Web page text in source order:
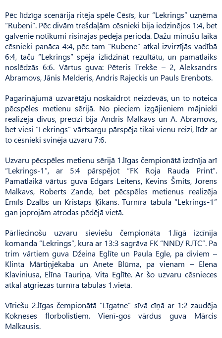
Pēc līdzīga scenārija ritēja spēle Cēsīs, kur “Lekrings” uzņēma
“Rubeni”. Pēc divām trešdaļām cēsnieki bija iedzinējos 1:4, bet
galvenie notikumi risinājās pēdējā periodā. Dažu minūšu laikā
cēsnieki panāca 4:4, pēc tam “Rubene” atkal izvirzījās vadībā
6:4, taču “Lekrings” spēja izlīdzināt rezultātu, un pamatlaiks
noslēdzās 6:6. Vārtus guva: Pēteris Trekše – 2, Aleksandrs
Abramovs, Jānis Melderis, Andris Rajeckis un Pauls Erenbots.
Pagarinājumā uzvarētāju noskaidrot neizdevās, un to noteica
pēcspēles metienu sērijā. No pieciem izgājieniem mājnieki
realizēja divus, precīzi bija Andris Malkavs un A. Abramovs,
bet viesi “Lekrings” vārtsargu pārspēja tikai vienu reizi, līdz ar
to cēsnieki svinēja uzvaru 7:6.
Uzvaru pēcspēles metienu sērijā 1.līgas čempionātā izcīnīja arī
“Lekrings-1”, ar 5:4 pārspējot “FK Roja Rauda Print”.
Pamatlaikā vārtus guva Edgars Leitens, Kevins Šmits, Jorens
Malkavs, Roberts Zande, bet pēcspēles metienus realizēja
Emīls Dzalbs un Kristaps Ķikāns. Turnīra tabulā “Lekrings-1”
gan joprojām atrodas pēdējā vietā.
Pārliecinošu uzvaru sieviešu čempionāta 1.līgā izcīnīja
komanda “Lekrings”, kura ar 13:3 sagrāva FK “NND/ RJTC”. Pa
trim vārtiem guva Džeina Eglīte un Paula Egle, pa diviem –
Klinta Mārtiņjēkaba un Anete Blūma, pa vienam – Elena
Klaviniusa, Elīna Tauriņa, Vita Eglīte. Ar šo uzvaru cēsnieces
atkal atgriezās turnīra tabulas 1.vietā.
Vīriešu 2.līgas čempionātā “Līgatne” sīvā cīņā ar 1:2 zaudēja
Kokneses florbolistiem. Vienī-gos vārdus guva Mārcis
Malkausis.